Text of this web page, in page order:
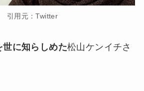
引用元：Twitter
世に知らしめた松山ケンイチさ